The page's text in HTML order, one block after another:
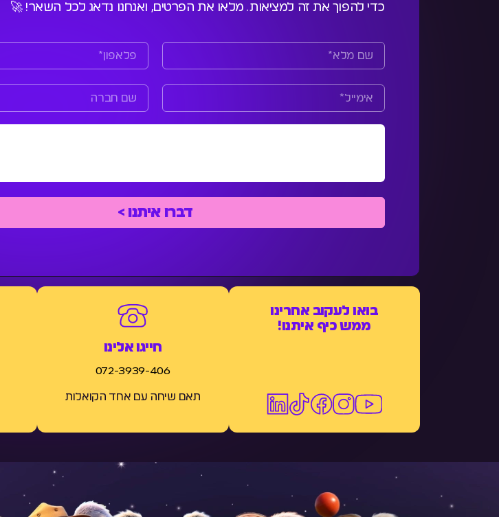
כדי להפוך את זה למציאות. מלאו את הפרטים, ואנחנו נדאג לכל השאר! 🚀
בואו לעקוב אחרינו
ממש כיף איתנו!
חייגו אלינו
072-3939-406
תאם שיחה עם אחד הקואלות